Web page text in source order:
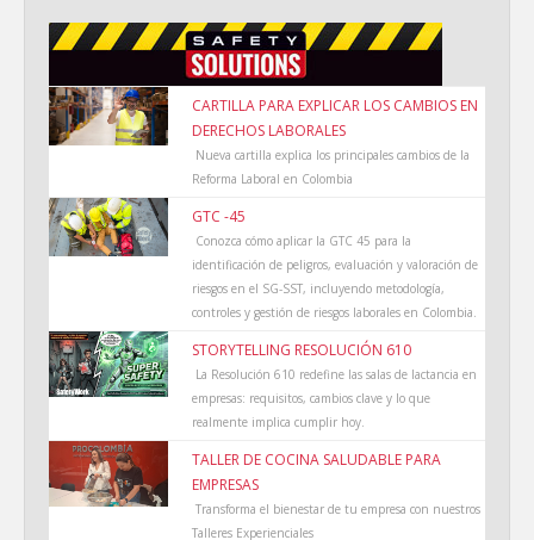
CARTILLA PARA EXPLICAR LOS CAMBIOS EN
DERECHOS LABORALES
Nueva cartilla explica los principales cambios de la
Reforma Laboral en Colombia
GTC -45
Conozca cómo aplicar la GTC 45 para la
identificación de peligros, evaluación y valoración de
riesgos en el SG-SST, incluyendo metodología,
controles y gestión de riesgos laborales en Colombia.
STORYTELLING RESOLUCIÓN 610
La Resolución 610 redefine las salas de lactancia en
empresas: requisitos, cambios clave y lo que
realmente implica cumplir hoy.
TALLER DE COCINA SALUDABLE PARA
EMPRESAS
Transforma el bienestar de tu empresa con nuestros
Talleres Experienciales